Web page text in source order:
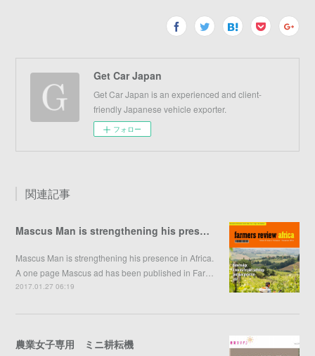
Get Car Japan
Get Car Japan is an experienced and client-
friendly Japanese vehicle exporter.
フォロー
関連記事
Mascus Man is strengthening his presence in Africa
Mascus Man is strengthening his presence in Africa.
A one page Mascus ad has been published in Far…
2017.01.27 06:19
農業女子専用 ミニ耕耘機